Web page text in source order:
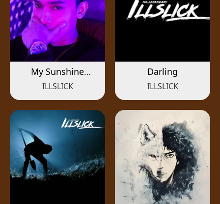
My Sunshine
(Acoustic)
ILLSLICK
Darling
ILLSLICK